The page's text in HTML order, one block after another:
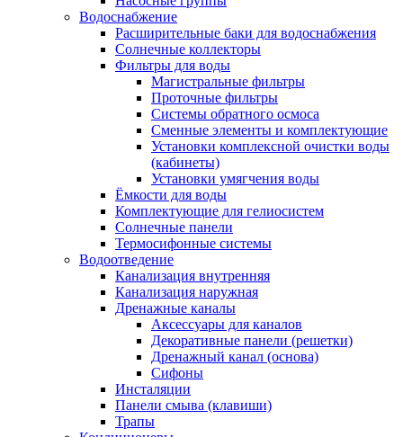
Водоснабжение
Расширительные баки для водоснабжения
Солнечные коллекторы
Фильтры для воды
Магистральные фильтры
Проточные фильтры
Системы обратного осмоса
Сменные элементы и комплектующие
Установки комплексной очистки воды
(кабинеты)
Установки умягчения воды
Ёмкости для воды
Комплектующие для гелиосистем
Солнечные панели
Термосифонные системы
Водоотведение
Канализация внутренняя
Канализация наружная
Дренажные каналы
Аксессуары для каналов
Декоративные панели (решетки)
Дренажный канал (основа)
Сифоны
Инсталяции
Панели смыва (клавиши)
Трапы